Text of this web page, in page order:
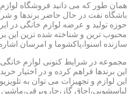
همان طور که می دانید فروشگاه
باشگاه نفت در حال حاضر برندها و
حوزه تولید و عرضه لوازم خانگی در
محبوب ترین و شناخته شده ترین این
سازنده اسنوا،پاکشوما و امرسان
مجموعه در شرایط کنونی لوازم خانگی
این برندها فراهم کرده و در اختیار
این لوازم و تجهیزات می توان به
لباسشویی،اجاق